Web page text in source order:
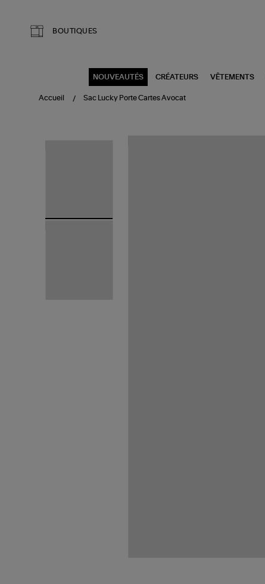
BOUTIQUES
NOUVEAUTÉS CRÉATEURS VÊTEMENTS
Accueil Sac Lucky Porte Cartes Avocat